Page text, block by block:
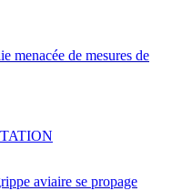
menacée de mesures de
aviaire se propage